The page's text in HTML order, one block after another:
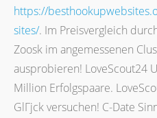
https://
sites/. Im Preisvergleich
Zoosk im angemessenen
ausprobieren! LoveScout24
Million Erfolgspaare.
GlГјck versuchen! C-Date